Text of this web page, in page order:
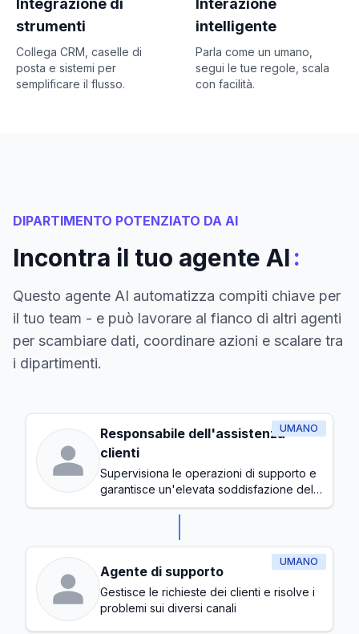
Integrazione di
strumenti
Collega CRM, caselle di
posta e sistemi per
semplificare il flusso.
Interazione
intelligente
Parla come un umano,
segui le tue regole, scala
con facilità.
DIPARTIMENTO POTENZIATO DA AI
Incontra il tuo agente AI:
Questo agente AI automatizza compiti chiave per
il tuo team - e può lavorare al fianco di altri agenti
per scambiare dati, coordinare azioni e scalare tra
i dipartimenti.
UMANO
Responsabile dell'assistenza
clienti
Supervisiona le operazioni di supporto e
garantisce un'elevata soddisfazione del
cliente
UMANO
Agente di supporto
Gestisce le richieste dei clienti e risolve i
problemi sui diversi canali